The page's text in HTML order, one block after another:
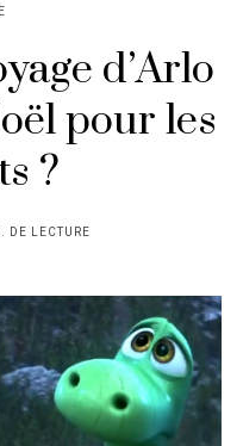
d’Arlo
pour les
?
DE LECTURE